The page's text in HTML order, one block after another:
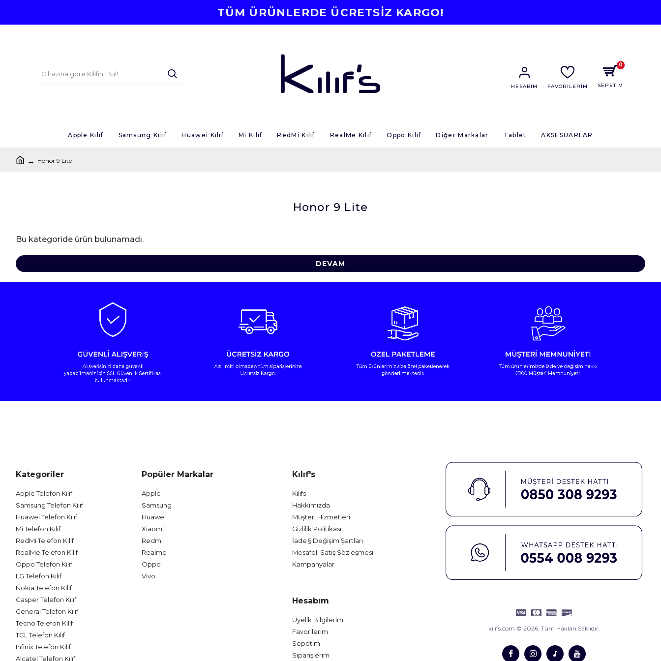
TÜM ÜRÜNLERDE ÜCRETSİZ KARGO!
HESABIM FAVORİLERİM SEPETİM
0
Apple Kılıf Samsung Kılıf Huawei Kılıf Mi Kılıf RedMi Kılıf RealMe Kılıf Oppo Kılıf Diğer Markalar Tablet AKSESUARLAR
Honor 9 Lite
Honor 9 Lite
Bu kategoride ürün bulunamadı.
DEVAM
Kategoriler
Apple Telefon Kılıf
Samsung Telefon Kılıf
Huawei Telefon Kılıf
Mi Telefon Kılıf
RedMi Telefon Kılıf
RealMe Telefon Kılıf
Oppo Telefon Kılıf
LG Telefon Kılıf
Nokia Telefon Kılıf
Casper Telefon Kılıf
General Telefon Kılıf
Tecno Telefon Kılıf
TCL Telefon Kılıf
Infinix Telefon Kılıf
Alcatel Telefon Kılıf
Popüler Markalar
Apple
Samsung
Huawei
Xiaomi
Redmi
Realme
Oppo
Vivo
Kılıf's
Kılıfs
Hakkımızda
Müşteri Hizmetleri
Gizlilik Politikası
İade § Değişim Şartları
Mesafeli Satış Sözleşmesi
Kampanyalar
Hesabım
Üyelik Bilgilerim
Favorilerim
Sepetim
Siparişlerim
kilifs.com © 2026. Tüm Hakları Saklıdır.